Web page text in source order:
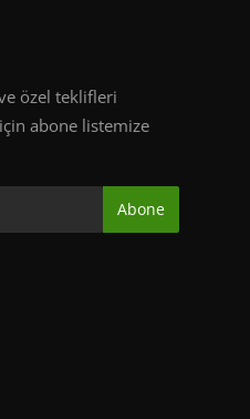
özel teklifleri
abone listemize
Abone